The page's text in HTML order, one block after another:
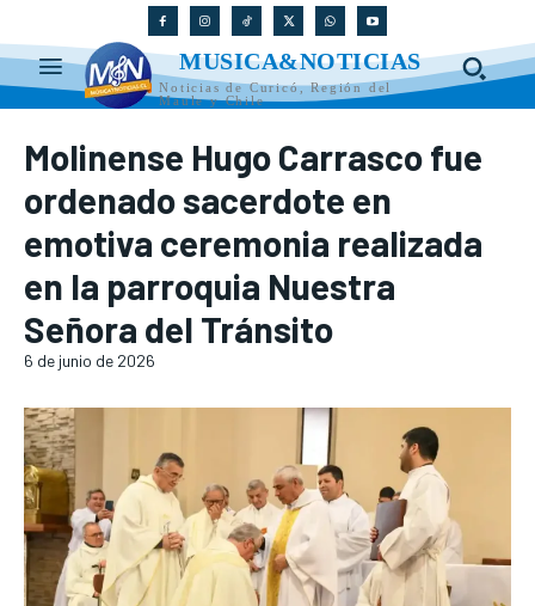
MUSICA&NOTICIAS
Noticias de Curicó, Región del
Maule y Chile
Molinense Hugo Carrasco fue
ordenado sacerdote en
emotiva ceremonia realizada
en la parroquia Nuestra
Señora del Tránsito
6 de junio de 2026